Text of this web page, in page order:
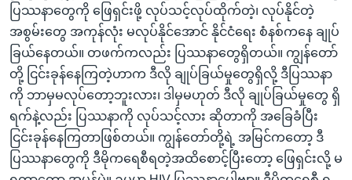
ပြဿနာတွေကို ဖြေရှင်းဖို့ လုပ်သင့်လုပ်ထိုက်တဲ့၊ လုပ်နိုင်တဲ့
အစွမ်းတွေ အကုန်လုံး မလုပ်နိုင်အောင် နိုင်ငံရေး စံနစ်ကနေ ချုပ်
ခြယ်နေတယ်။ တဖက်ကလည်း ပြဿနာတွေရှိတယ်။ ကျွန်တော်
တို့ ငြင်းခုန်နေကြတဲ့ဟာက ဒီလို ချုပ်ခြယ်မှုတွေရှိလို့ ဒီပြဿနာ
ကို ဘာမှမလုပ်တော့ဘူးလား၊ ဒါမှမဟုတ် ဒီလို ချုပ်ခြယ်မှုတွေ ရှိ
ရက်နဲ့လည်း ပြဿနာကို လုပ်သင့်လား ဆိုတာကို အခြေခံပြီး
ငြင်းခုန်နေကြတာဖြစ်တယ်။ ကျွန်တော်တို့ရဲ့ အမြင်ကတော့ ဒီ
ပြဿနာတွေကို ဒီမိုကရေစီရတဲ့အထိစောင့်ပြီးတော့ ဖြေရှင်းလို့ မ